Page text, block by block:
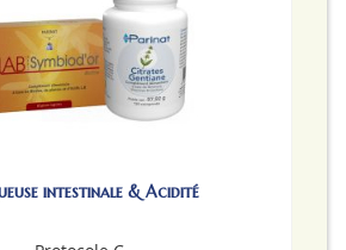
intestinale & Acidité